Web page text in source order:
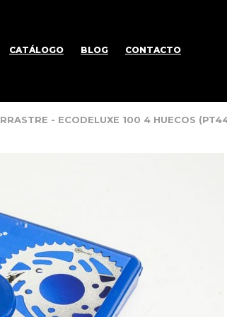
CATÁLOGO BLOG CONTACTO
- ECODELUXE 100 4 HUECOS